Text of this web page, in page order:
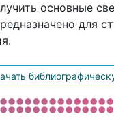
основные
для